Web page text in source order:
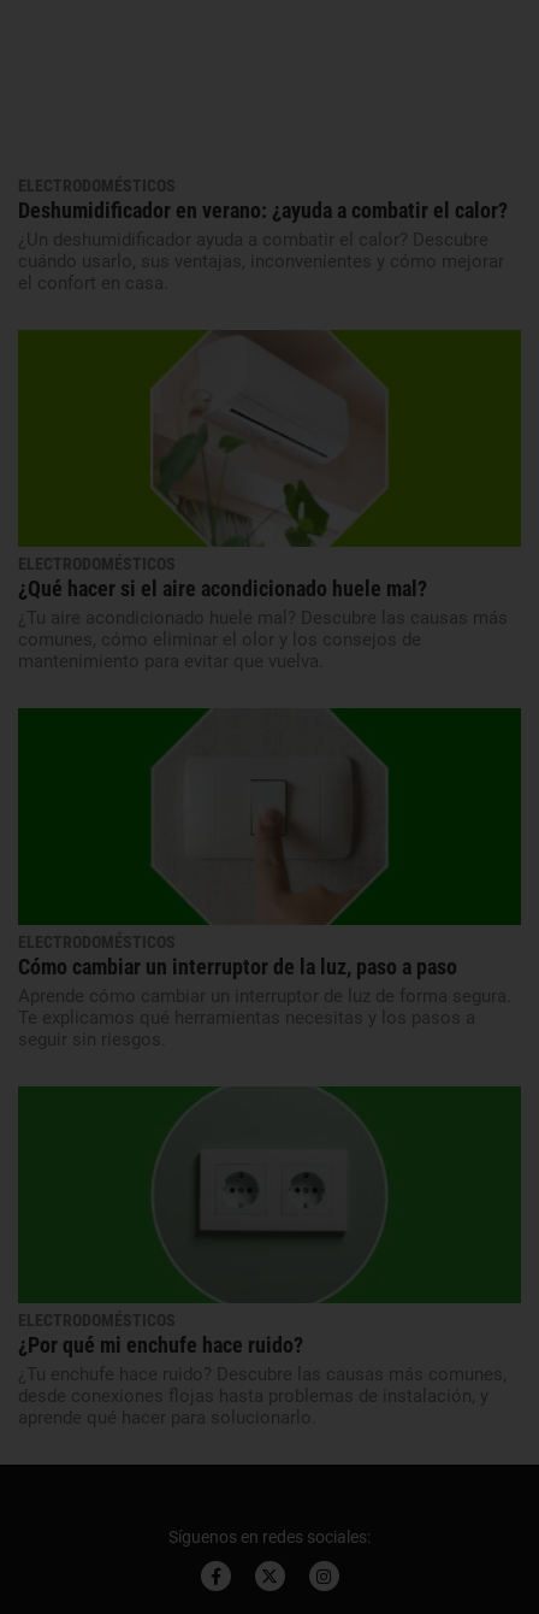
ELECTRODOMÉSTICOS
Deshumidificador en verano: ¿ayuda a combatir el calor?
¿Un deshumidificador ayuda a combatir el calor? Descubre
cuándo usarlo, sus ventajas, inconvenientes y cómo mejorar
el confort en casa.
ELECTRODOMÉSTICOS
¿Qué hacer si el aire acondicionado huele mal?
¿Tu aire acondicionado huele mal? Descubre las causas más
comunes, cómo eliminar el olor y los consejos de
mantenimiento para evitar que vuelva.
ELECTRODOMÉSTICOS
Cómo cambiar un interruptor de la luz, paso a paso
Aprende cómo cambiar un interruptor de luz de forma segura.
Te explicamos qué herramientas necesitas y los pasos a
seguir sin riesgos.
ELECTRODOMÉSTICOS
¿Por qué mi enchufe hace ruido?
¿Tu enchufe hace ruido? Descubre las causas más comunes,
desde conexiones flojas hasta problemas de instalación, y
aprende qué hacer para solucionarlo.
Síguenos en redes sociales: